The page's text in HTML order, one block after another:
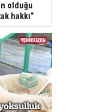
olduğu
hakkı”